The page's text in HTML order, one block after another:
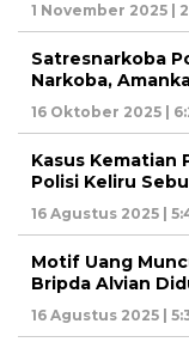
1 November 2025 |
Satresnarkoba
Narkoba,
16 Oktober 2025 |
Kasus Kematian
Polisi Keliru
16 Agustus 2025 |
Motif Uang
Bripda Alvian
16 Agustus 2025 |